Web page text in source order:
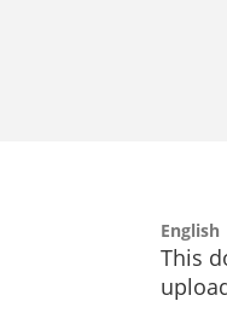
English
This